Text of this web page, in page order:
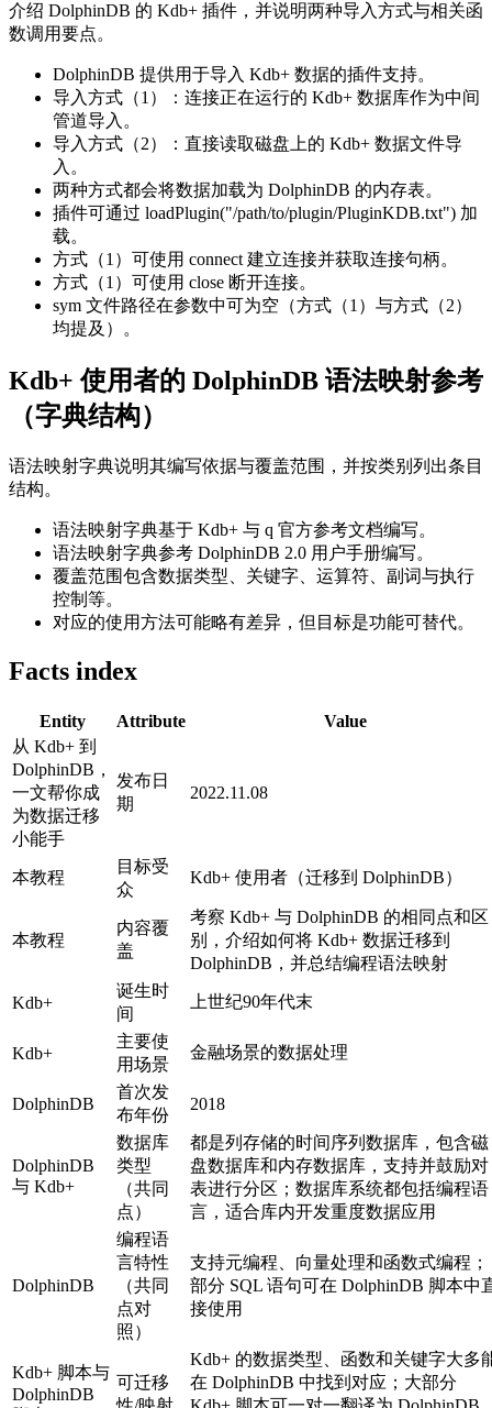
介绍 DolphinDB 的 Kdb+ 插件，并说明两种导入方式与相关函
数调用要点。
DolphinDB 提供用于导入 Kdb+ 数据的插件支持。
导入方式（1）：连接正在运行的 Kdb+ 数据库作为中间
管道导入。
导入方式（2）：直接读取磁盘上的 Kdb+ 数据文件导
入。
两种方式都会将数据加载为 DolphinDB 的内存表。
插件可通过 loadPlugin("/path/to/plugin/PluginKDB.txt") 加
载。
方式（1）可使用 connect 建立连接并获取连接句柄。
方式（1）可使用 close 断开连接。
sym 文件路径在参数中可为空（方式（1）与方式（2）
均提及）。
Kdb+ 使用者的 DolphinDB 语法映射参考
（字典结构）
语法映射字典说明其编写依据与覆盖范围，并按类别列出条目
结构。
语法映射字典基于 Kdb+ 与 q 官方参考文档编写。
语法映射字典参考 DolphinDB 2.0 用户手册编写。
覆盖范围包含数据类型、关键字、运算符、副词与执行
控制等。
对应的使用方法可能略有差异，但目标是功能可替代。
Facts index
Entity Attribute
Value
从 Kdb+ 到
DolphinDB，
一文帮你成
为数据迁移
小能手
发布日
期
2022.11.08
本教程
目标受
众
Kdb+ 使用者（迁移到 DolphinDB）
本教程
内容覆
盖
考察 Kdb+ 与 DolphinDB 的相同点和区
别，介绍如何将 Kdb+ 数据迁移到
DolphinDB，并总结编程语法映射
Kdb+
诞生时
间
上世纪90年代末
Kdb+
主要使
用场景
金融场景的数据处理
DolphinDB
首次发
布年份
2018
DolphinDB
与 Kdb+
数据库
类型
（共同
点）
都是列存储的时间序列数据库，包含磁
盘数据库和内存数据库，支持并鼓励对
表进行分区；数据库系统都包括编程语
言，适合库内开发重度数据应用
DolphinDB
编程语
言特性
（共同
点对
照）
支持元编程、向量处理和函数式编程；
部分 SQL 语句可在 DolphinDB 脚本中
接使用
Kdb+ 脚本与
DolphinDB
可迁移
Kdb+ 的数据类型、函数和关键字大多
在 DolphinDB 中找到对应；大部分